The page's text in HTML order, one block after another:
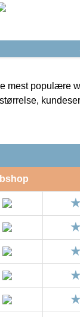
mest populære